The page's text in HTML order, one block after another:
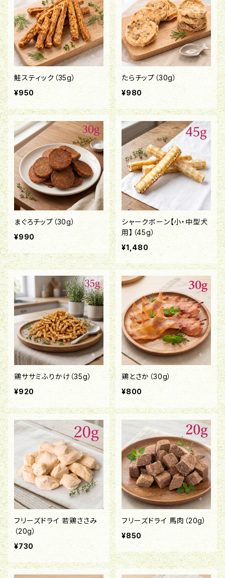
鮭スティック（35g）
¥950
たらチップ（30g）
¥980
まぐろチップ（30g）
¥990
シャークボーン【小・中型犬
用】（45g）
¥1,480
鶏ササミふりかけ（35g）
¥920
鶏とさか（30g）
¥800
フリーズドライ 若鶏ささみ
（20g）
¥730
フリーズドライ 馬肉（20g）
¥850